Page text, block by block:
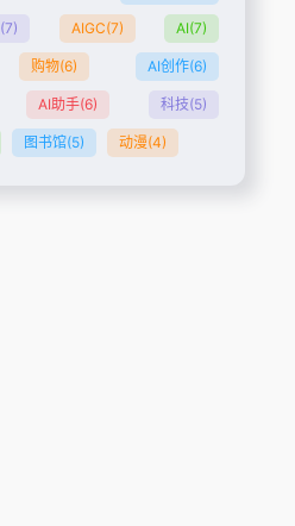
(7) AIGC(7) AI(7)
购物(6) AI创作(6)
AI助手(6) 科技(5)
图书馆(5) 动漫(4)